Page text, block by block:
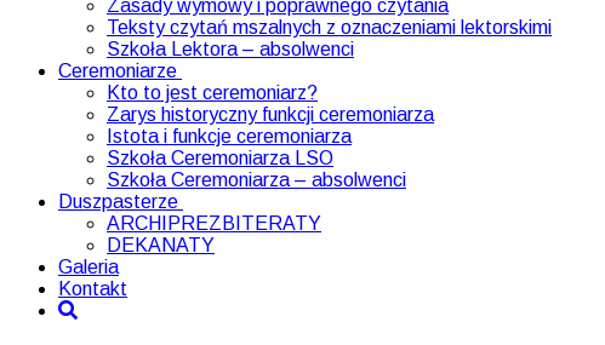
Zasady wymowy i poprawnego czytania
Teksty czytań mszalnych z oznaczeniami lektorskimi
Szkoła Lektora – absolwenci
Ceremoniarze
Kto to jest ceremoniarz?
Zarys historyczny funkcji ceremoniarza
Istota i funkcje ceremoniarza
Szkoła Ceremoniarza LSO
Szkoła Ceremoniarza – absolwenci
Duszpasterze
ARCHIPREZBITERATY
DEKANATY
Galeria
Kontakt